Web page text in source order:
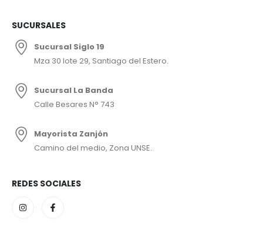
SUCURSALES
Sucursal Siglo 19
Mza 30 lote 29, Santiago del Estero.
Sucursal La Banda
Calle Besares N° 743
Mayorista Zanjón
Camino del medio, Zona UNSE.
REDES SOCIALES